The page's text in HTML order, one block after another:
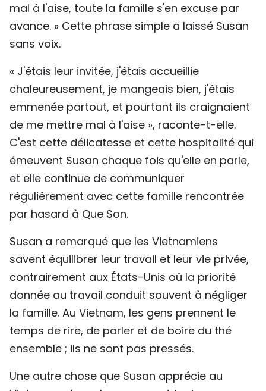
mal à l'aise, toute la famille s'en excuse par
avance. » Cette phrase simple a laissé Susan
sans voix.
« J'étais leur invitée, j'étais accueillie
chaleureusement, je mangeais bien, j'étais
emmenée partout, et pourtant ils craignaient
de me mettre mal à l'aise », raconte-t-elle.
C'est cette délicatesse et cette hospitalité qui
émeuvent Susan chaque fois qu'elle en parle,
et elle continue de communiquer
régulièrement avec cette famille rencontrée
par hasard à Que Son.
Susan a remarqué que les Vietnamiens
savent équilibrer leur travail et leur vie privée,
contrairement aux États-Unis où la priorité
donnée au travail conduit souvent à négliger
la famille. Au Vietnam, les gens prennent le
temps de rire, de parler et de boire du thé
ensemble ; ils ne sont pas pressés.
Une autre chose que Susan apprécie au